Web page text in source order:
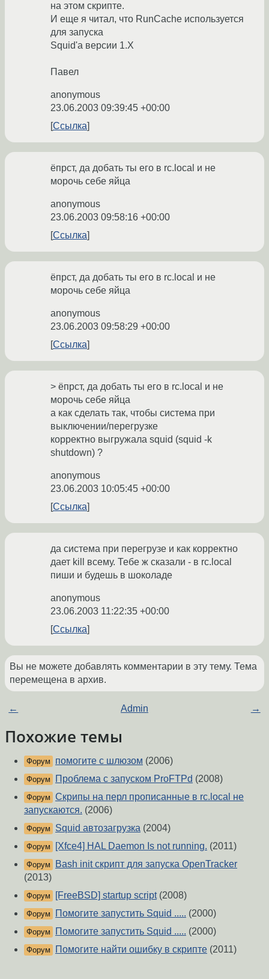
на этом скрипте.
И еще я читал, что RunCache используется
для запуска
Squid'а версии 1.X
Павел
anonymous
23.06.2003 09:39:45 +00:00
Ссылка
ёпрст, да добать ты его в rc.local и не
морочь себе яйца
anonymous
23.06.2003 09:58:16 +00:00
Ссылка
ёпрст, да добать ты его в rc.local и не
морочь себе яйца
anonymous
23.06.2003 09:58:29 +00:00
Ссылка
> ёпрст, да добать ты его в rc.local и не
морочь себе яйца
а как сделать так, чтобы система при
выключении/перегрузке
корректно выгружала squid (squid -k
shutdown) ?
anonymous
23.06.2003 10:05:45 +00:00
Ссылка
да система при перегрузе и как корректно
дает kill всему. Тебе ж сказали - в rc.local
пиши и будешь в шоколаде
anonymous
23.06.2003 11:22:35 +00:00
Ссылка
Вы не можете добавлять комментарии в эту тему. Тема
перемещена в архив.
← Admin →
Похожие темы
Форум помогите с шлюзом (2006)
Форум Проблема с запуском ProFTPd (2008)
Форум Скрипы на перл прописанные в rc.local не
запускаются. (2006)
Форум Squid автозагрузка (2004)
Форум [Xfce4] HAL Daemon Is not running. (2011)
Форум
Bash init скрипт для запуска OpenTracker
(2013)
Форум [FreeBSD] startup script(2008)
Форум Помогите запустить Squid ..... (2000)
Форум Помогите запустить Squid ..... (2000)
Форум Помогите найти ошибку в скрипте (2011)